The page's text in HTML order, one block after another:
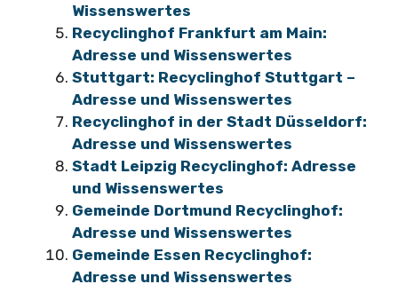
Wissenswertes
Recyclinghof Frankfurt am Main:
Adresse und Wissenswertes
Stuttgart: Recyclinghof Stuttgart –
Adresse und Wissenswertes
Recyclinghof in der Stadt Düsseldorf:
Adresse und Wissenswertes
Stadt Leipzig Recyclinghof: Adresse
und Wissenswertes
Gemeinde Dortmund Recyclinghof:
Adresse und Wissenswertes
Gemeinde Essen Recyclinghof:
Adresse und Wissenswertes